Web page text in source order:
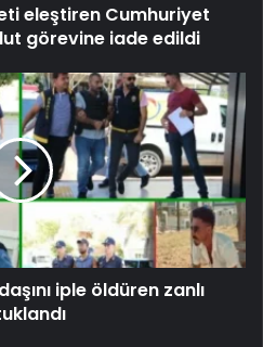
eleştiren Cumhuriyet
görevine iade edildi
iple öldüren zanlı